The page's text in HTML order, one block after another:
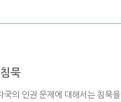
묵
국의 인권 문제에 대해서는 침묵을